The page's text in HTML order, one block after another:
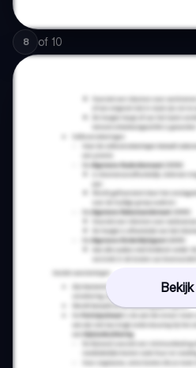
8 of 10
Bekijk